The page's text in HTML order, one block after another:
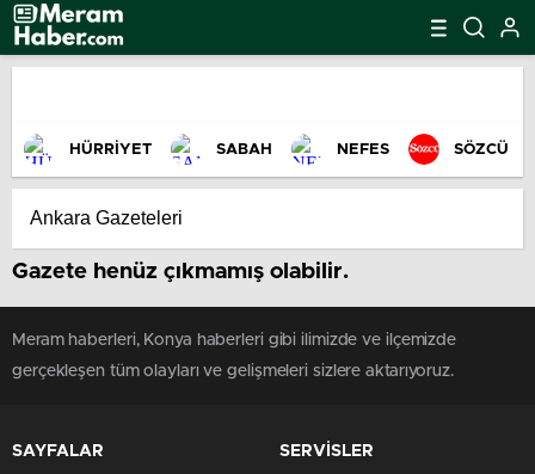
HÜRRİYET SABAH NEFES SÖZCÜ
Gazete henüz çıkmamış olabilir.
Meram haberleri, Konya haberleri gibi ilimizde ve ilçemizde
gerçekleşen tüm olayları ve gelişmeleri sizlere aktarıyoruz.
SAYFALAR SERVİSLER